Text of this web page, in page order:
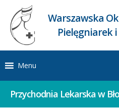
Warszawska
Pielęgniarek i
Menu
Przychodnia Lekarska w